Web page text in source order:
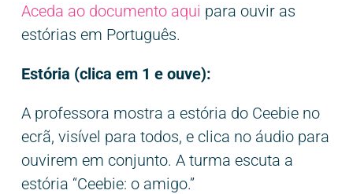
Aceda ao documento aqui para ouvir as
estórias em Português.
Estória (clica em 1 e ouve):
A professora mostra a estória do Ceebie no
ecrã, visível para todos, e clica no áudio para
ouvirem em conjunto. A turma escuta a
estória “Ceebie: o amigo.”